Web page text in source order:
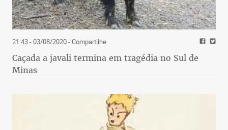
21:43 - 03/08/2020- Compartilhe
Caçada a javali termina em tragédia no Sul de
Minas